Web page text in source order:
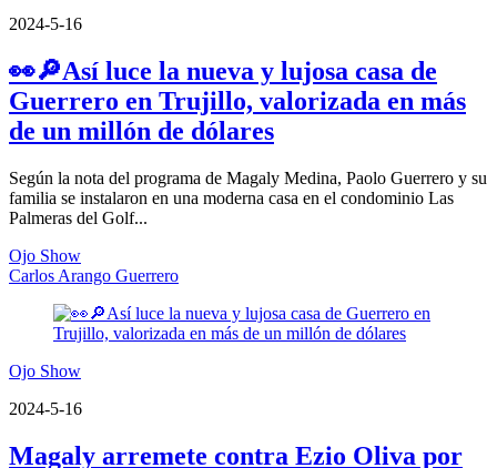
2024-5-16
👀🔎Así luce la nueva y lujosa casa de
Guerrero en Trujillo, valorizada en más
de un millón de dólares
Según la nota del programa de Magaly Medina, Paolo Guerrero y su
familia se instalaron en una moderna casa en el condominio Las
Palmeras del Golf...
Ojo Show
Carlos Arango Guerrero
Ojo Show
2024-5-16
Magaly arremete contra Ezio Oliva por